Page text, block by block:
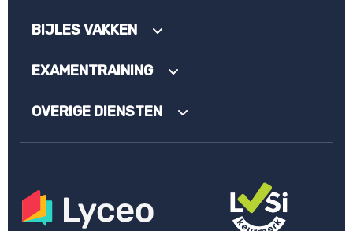
BIJLES VAKKEN
EXAMENTRAINING
OVERIGE DIENSTEN